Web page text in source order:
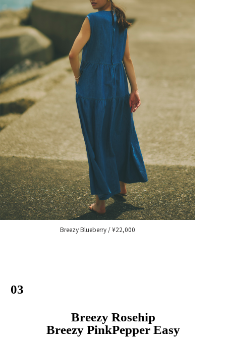
Breezy Blueberry / ¥22,000
03
Breezy Rosehip
Breezy PinkPepper Easy